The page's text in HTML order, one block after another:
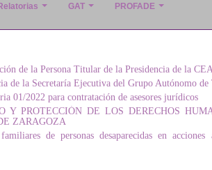
GAT PROFADE
de la Persona Titular de la Presidencia de la
de la Secretaría Ejecutiva del Grupo Autónomo de
01/2022 para contratación de asesores jurídicos
Y PROTECCIÓN DE LOS DERECHOS
ZARAGOZA
de personas desaparecidas en